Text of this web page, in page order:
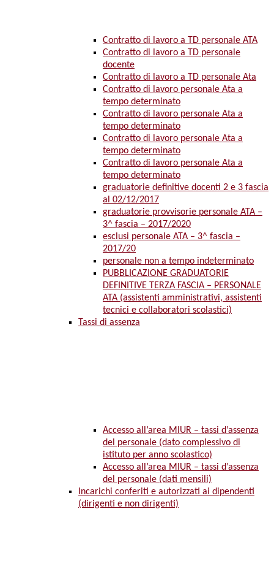
Contratto di lavoro a TD personale ATA
Contratto di lavoro a TD personale
docente
Contratto di lavoro a TD personale Ata
Contratto di lavoro personale Ata a
tempo determinato
Contratto di lavoro personale Ata a
tempo determinato
Contratto di lavoro personale Ata a
tempo determinato
Contratto di lavoro personale Ata a
tempo determinato
graduatorie definitive docenti 2 e 3 fascia
al 02/12/2017
graduatorie provvisorie personale ATA –
3^ fascia – 2017/2020
esclusi personale ATA – 3^ fascia –
2017/20
personale non a tempo indeterminato
PUBBLICAZIONE GRADUATORIE
DEFINITIVE TERZA FASCIA – PERSONALE
ATA (assistenti amministrativi, assistenti
tecnici e collaboratori scolastici)
Tassi di assenza
Accesso all’area MIUR – tassi d’assenza
del personale (dato complessivo di
istituto per anno scolastico)
Accesso all’area MIUR – tassi d’assenza
del personale (dati mensili)
Incarichi conferiti e autorizzati ai dipendenti
(dirigenti e non dirigenti)